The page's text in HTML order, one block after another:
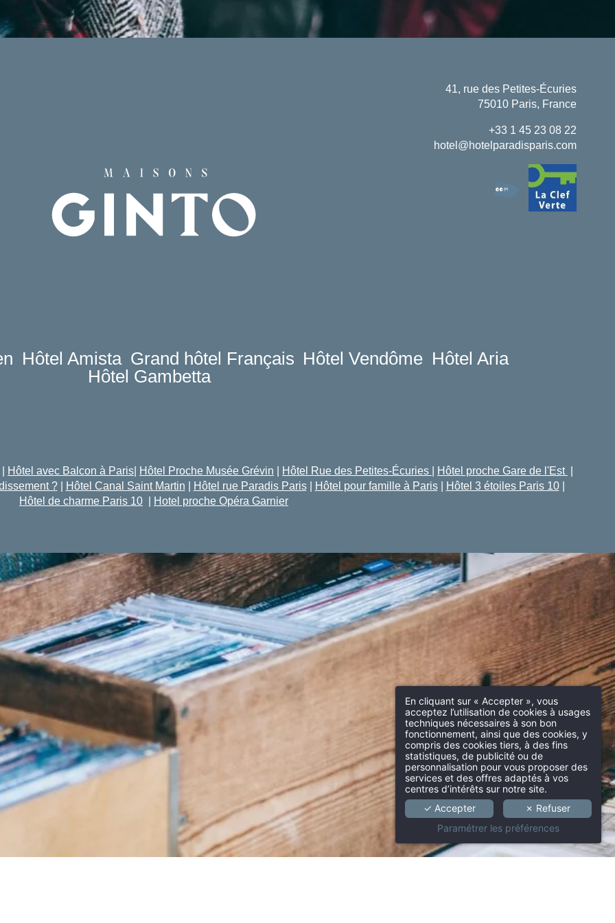
41, rue des Petites-Écuries
75010 Paris, France
+33 1 45 23 08 22
hotel@hotelparadisparis.com
Hôtel Amista Grand hôtel Français Hôtel Vendôme Hôtel Aria
Hôtel Gambetta
Hôtel avec Balcon à Paris Hôtel Proche Musée Grévin Hôtel Rue des Petites-Écuries Hôtel proche Gare de l'Est
?| Hôtel Canal Saint Martin Hôtel rue Paradis Paris| Hôtel pour famille à Paris| Hôtel 3 étoiles Paris 10|
Hôtel de charme Paris 10
Hotel proche Opéra Garnier
Réserver
En cliquant sur « Accepter », vous
acceptez l’utilisation de cookies à usages
techniques nécessaires à son bon
fonctionnement, ainsi que des cookies, y
compris des cookies tiers, à des fins
statistiques, de publicité ou de
personnalisation pour vous proposer des
services et des offres adaptés à vos
centres d’intérêts sur notre site.
✓ Accepter
✗ Refuser
Paramétrer les préférences